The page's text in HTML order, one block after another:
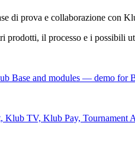
di prova e collaborazione con
prodotti, il processo e i possibili
Base and modules — demo for
TV, Klub Pay, Tournament